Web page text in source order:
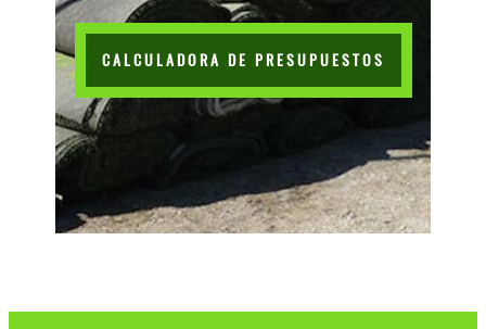
CALCULADORA DE PRESUPUESTOS